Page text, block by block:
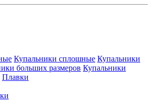
Купальники сплошные Купальники
больших размеров Купальники
Плавки